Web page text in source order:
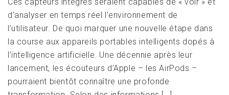
d’analyser en temps réel l’environnement de
l’utilisateur. De quoi marquer une nouvelle étape dans
la course aux appareils portables intelligents dopés à
l’intelligence artificielle. Une décennie après leur
lancement, les écouteurs d’Apple – les AirPods –
pourraient bientôt connaître une profonde